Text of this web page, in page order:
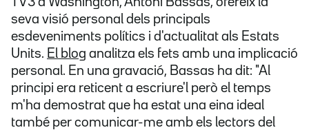
seva visió personal dels principals
esdeveniments polítics i d'actualitat als Estats
Units. El blog analitza els fets amb una implicació
personal. En una gravació, Bassas ha dit: "Al
principi era reticent a escriure'l però el temps
m'ha demostrat que ha estat una eina ideal
també per comunicar-me amb els lectors del